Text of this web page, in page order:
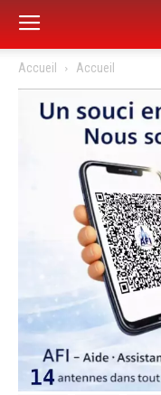
Accueil Accueil